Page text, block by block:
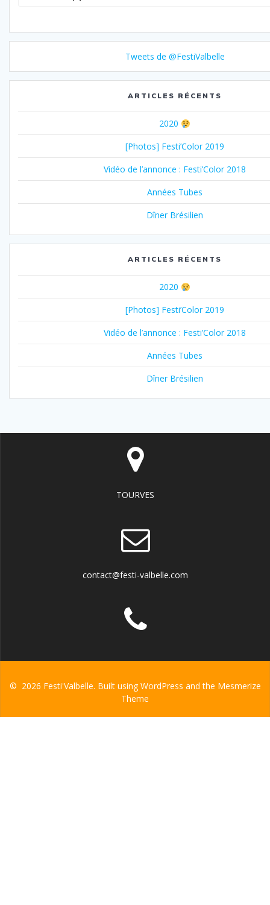
Tweets de @FestiValbelle
ARTICLES RÉCENTS
2020
[Photos] Festi’Color 2019
Vidéo de l’annonce : Festi’Color 2018
Années Tubes
Dîner Brésilien
ARTICLES RÉCENTS
2020
[Photos] Festi’Color 2019
Vidéo de l’annonce : Festi’Color 2018
Années Tubes
Dîner Brésilien
TOURVES
contact@festi-valbelle.com
© 2026 Festi'Valbelle. Built using WordPress and the Mesmerize
Theme